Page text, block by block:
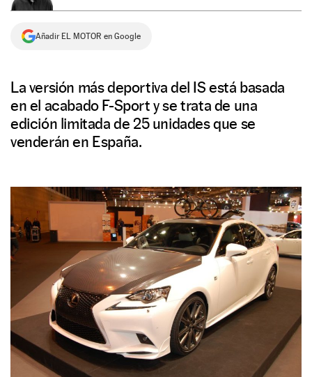
Añadir EL MOTOR en Google
La versión más deportiva del IS está basada
en el acabado F-Sport y se trata de una
edición limitada de 25 unidades que se
venderán en España.